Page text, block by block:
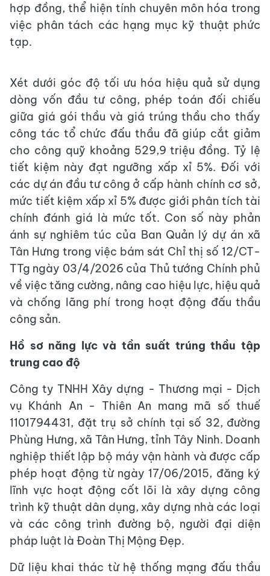
hợp đồng, thể hiện tính chuyên môn hóa trong
việc phân tách các hạng mục kỹ thuật phức
tạp.
Xét dưới góc độ tối ưu hóa hiệu quả sử dụng
dòng vốn đầu tư công, phép toán đối chiếu
giữa giá gói thầu và giá trúng thầu cho thấy
công tác tổ chức đấu thầu đã giúp cắt giảm
cho công quỹ khoảng 529,9 triệu đồng. Tỷ lệ
tiết kiệm này đạt ngưỡng xấp xỉ 5%. Đối với
các dự án đầu tư công ở cấp hành chính cơ sở,
mức tiết kiệm xấp xỉ 5% được giới phân tích tài
chính đánh giá là mức tốt. Con số này phản
ánh sự nghiêm túc của Ban Quản lý dự án xã
Tân Hưng trong việc bám sát Chỉ thị số 12/CT-
TTg ngày 03/4/2026 của Thủ tướng Chính phủ
về việc tăng cường, nâng cao hiệu lực, hiệu quả
và chống lãng phí trong hoạt động đấu thầu
công sản.
Hồ sơ năng lực và tần suất trúng thầu tập
trung cao độ
Công ty TNHH Xây dựng - Thương mại - Dịch
vụ Khánh An - Thiên An mang mã số thuế
1101794431, đặt trụ sở chính tại số 32, đường
Phùng Hưng, xã Tân Hưng, tỉnh Tây Ninh. Doanh
nghiệp thiết lập bộ máy vận hành và được cấp
phép hoạt động từ ngày 17/06/2015, đăng ký
lĩnh vực hoạt động cốt lõi là xây dựng công
trình kỹ thuật dân dụng, xây dựng nhà các loại
và các công trình đường bộ, người đại diện
pháp luật là Đoàn Thị Mộng Đẹp.
Dữ liệu khai thác từ hệ thống mạng đấu thầu